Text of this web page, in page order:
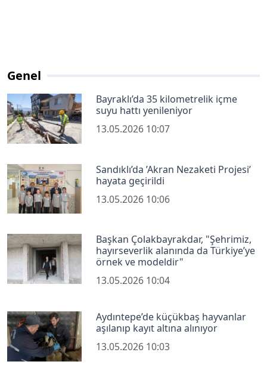
Genel
Bayraklı’da 35 kilometrelik içme
suyu hattı yenileniyor
13.05.2026 10:07
Sandıklı’da ’Akran Nezaketi Projesi’
hayata geçirildi
13.05.2026 10:06
Başkan Çolakbayrakdar, "Şehrimiz,
hayırseverlik alanında da Türkiye’ye
örnek ve modeldir"
13.05.2026 10:04
Aydıntepe’de küçükbaş hayvanlar
aşılanıp kayıt altına alınıyor
13.05.2026 10:03